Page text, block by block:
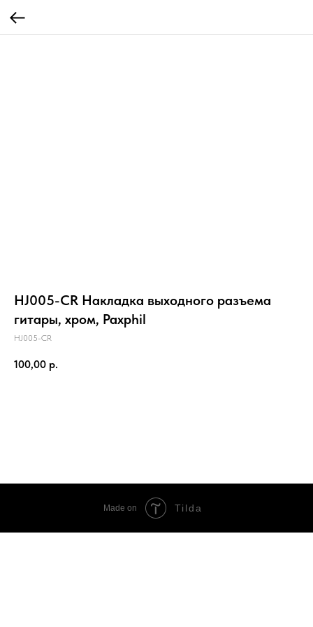
HJ005-CR Накладка выходного разъема
гитары, хром, Paxphil
HJ005-CR
100,00 р.
Made on Tilda